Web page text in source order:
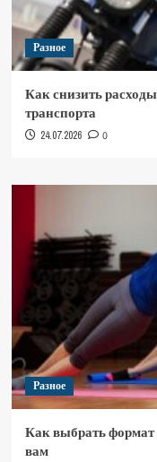
Разное
Как снизить
транспорта
24.07.2026 0
Разное
Как выбрать формат
вам